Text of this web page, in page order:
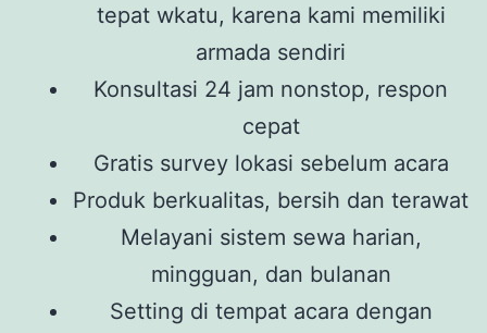
tepat wkatu, karena kami memiliki
armada sendiri
Konsultasi 24 jam nonstop, respon
cepat
Gratis survey lokasi sebelum acara
Produk berkualitas, bersih dan terawat
Melayani sistem sewa harian,
mingguan, dan bulanan
Setting di tempat acara dengan